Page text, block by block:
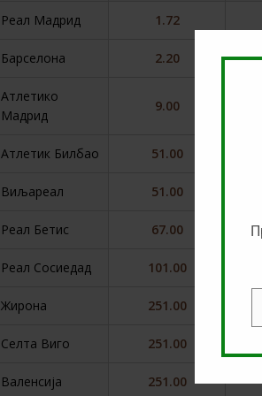
Реал Мадрид 1.72
Барселона 2.20
Атлетико
Мадрид
9.00
Атлетик Билбао 51.00
Виљареал 51.00
Реал Бетис 67.00
Реал Сосиедад 101.00
Жирона 251.00
Селта Виго 251.00
Валенсија 251.00